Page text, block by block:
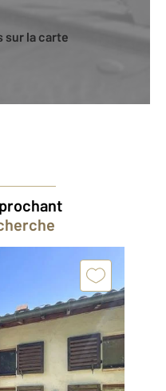
sur la carte